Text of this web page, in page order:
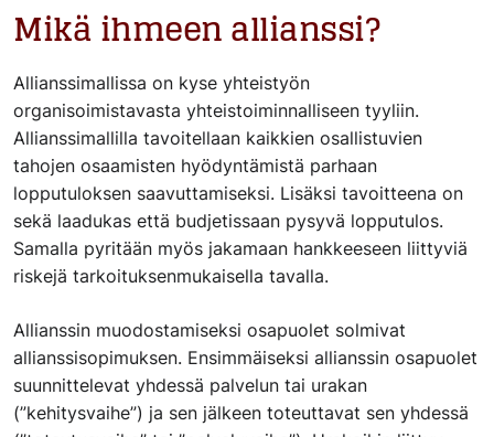
Mikä ihmeen allianssi?
Allianssimallissa on kyse yhteistyön
organisoimistavasta yhteistoiminnalliseen tyyliin.
Allianssimallilla tavoitellaan kaikkien osallistuvien
tahojen osaamisten hyödyntämistä parhaan
lopputuloksen saavuttamiseksi. Lisäksi tavoitteena on
sekä laadukas että budjetissaan pysyvä lopputulos.
Samalla pyritään myös jakamaan hankkeeseen liittyviä
riskejä tarkoituksenmukaisella tavalla.
Allianssin muodostamiseksi osapuolet solmivat
allianssisopimuksen. Ensimmäiseksi allianssin osapuolet
suunnittelevat yhdessä palvelun tai urakan
(”kehitysvaihe”) ja sen jälkeen toteuttavat sen yhdessä